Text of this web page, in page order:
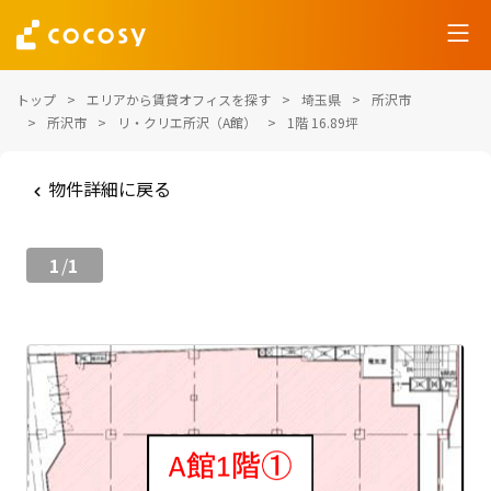
トップ エリアから賃貸オフィスを探す 埼玉県
所沢市
所沢市
リ・クリエ所沢（A館） 1階 16.89坪
物件詳細に戻る
1/1